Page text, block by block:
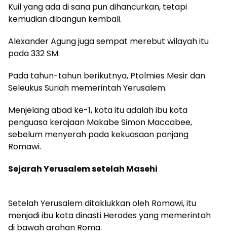
Kuil yang ada di sana pun dihancurkan, tetapi
kemudian dibangun kembali.
Alexander Agung juga sempat merebut wilayah itu
pada 332 SM.
Pada tahun-tahun berikutnya, Ptolmies Mesir dan
Seleukus Suriah memerintah Yerusalem.
Menjelang abad ke-1, kota itu adalah ibu kota
penguasa kerajaan Makabe Simon Maccabee,
sebelum menyerah pada kekuasaan panjang
Romawi.
Sejarah Yerusalem setelah Masehi
Setelah Yerusalem ditaklukkan oleh Romawi, itu
menjadi ibu kota dinasti Herodes yang memerintah
di bawah arahan Roma.